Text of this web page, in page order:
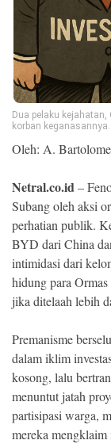
Ekonomi
Memori
©
Copyright
2026
NETRAL
.
Reserved
Dua pelaku
korban
Oleh: A. Bartolome
Netral.co.id–
Subang oleh aksi
perhatian publik.
BYD dari China
intimidasi dari
hidung para
jika ditelaah lebih
Premanisme
dalam iklim
kosong, lalu
menuntut jatah
partisipasi warga,
mereka